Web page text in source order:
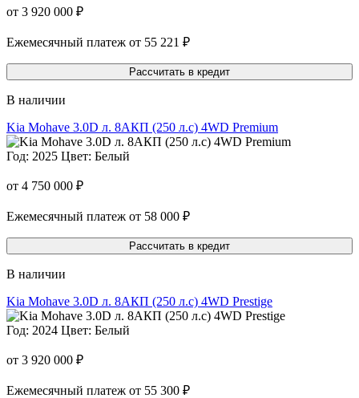
от 3 920 000 ₽
Ежемесячный платеж от 55 221 ₽
Рассчитать в кредит
В наличии
Kia Mohave 3.0D л. 8AКП (250 л.с) 4WD Premium
Год: 2025 Цвет: Белый
от 4 750 000 ₽
Ежемесячный платеж от 58 000 ₽
Рассчитать в кредит
В наличии
Kia Mohave 3.0D л. 8AКП (250 л.с) 4WD Prestige
Год: 2024 Цвет: Белый
от 3 920 000 ₽
Ежемесячный платеж от 55 300 ₽